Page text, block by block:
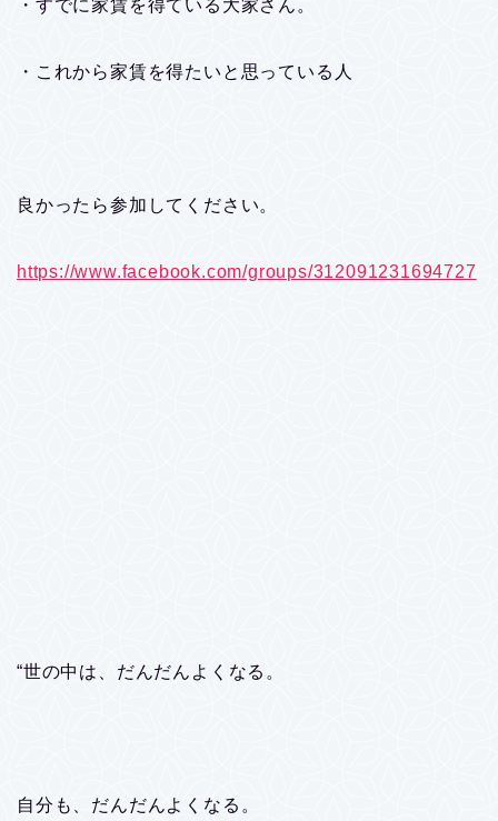
・すでに家賃を得ている大家さん。
・これから家賃を得たいと思っている人
良かったら参加してください。
https://www.facebook.com/groups/312091231694727
“世の中は、だんだんよくなる。
自分も、だんだんよくなる。